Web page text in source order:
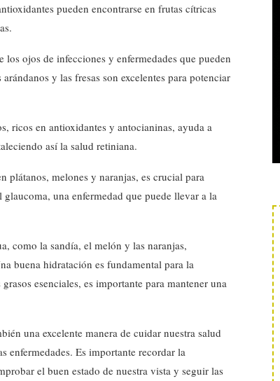
pueden encontrarse en frutas cítricas
ojos de infecciones y enfermedades que pueden
y las fresas son excelentes para potenciar
ricos en antioxidantes y antocianinas, ayuda a
así la salud retiniana.
plátanos, melones y naranjas, es crucial para
una enfermedad que puede llevar a la
como la sandía, el melón y las naranjas,
buena hidratación es fundamental para la
esenciales, es importante para mantener una
una excelente manera de cuidar nuestra salud
enfermedades. Es importante recordar la
el buen estado de nuestra vista y seguir las